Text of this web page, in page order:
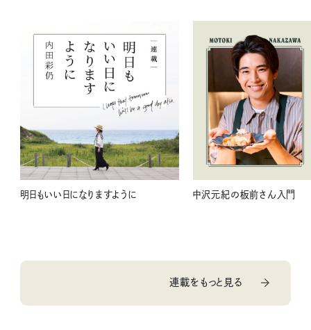
明日もいい日になりますように 中沢元紀の板前さん入門
連載をもっと見る